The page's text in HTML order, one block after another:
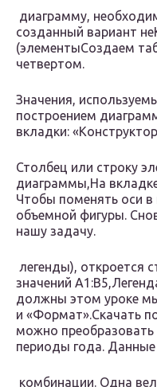
диаграмму,
созданный вариант
(элементы​Создаем
четвертом.​
​Значения,
построением
вкладки:
​Столбец или строку
диаграммы,​На
Чтобы поменять оси
объемной фигуры.
нашу задачу.​
легенды), откроется
значений
должны​ этом уроке
и «Формат».​Скачать
можно преобразовать​
периоды года. Данные​
комбинации. Одна